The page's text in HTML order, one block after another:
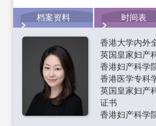
档案资料 时间表
香港大学内外
英国皇家妇产
香港妇产科学
香港医学专科
英国皇家妇产
证书
香港妇产科学